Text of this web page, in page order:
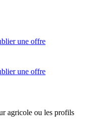
une offre
une offre
agricole ou les profils